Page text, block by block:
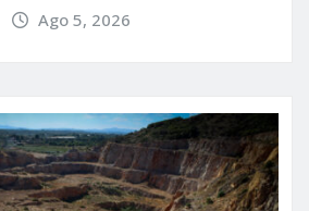
Ago 5, 2026